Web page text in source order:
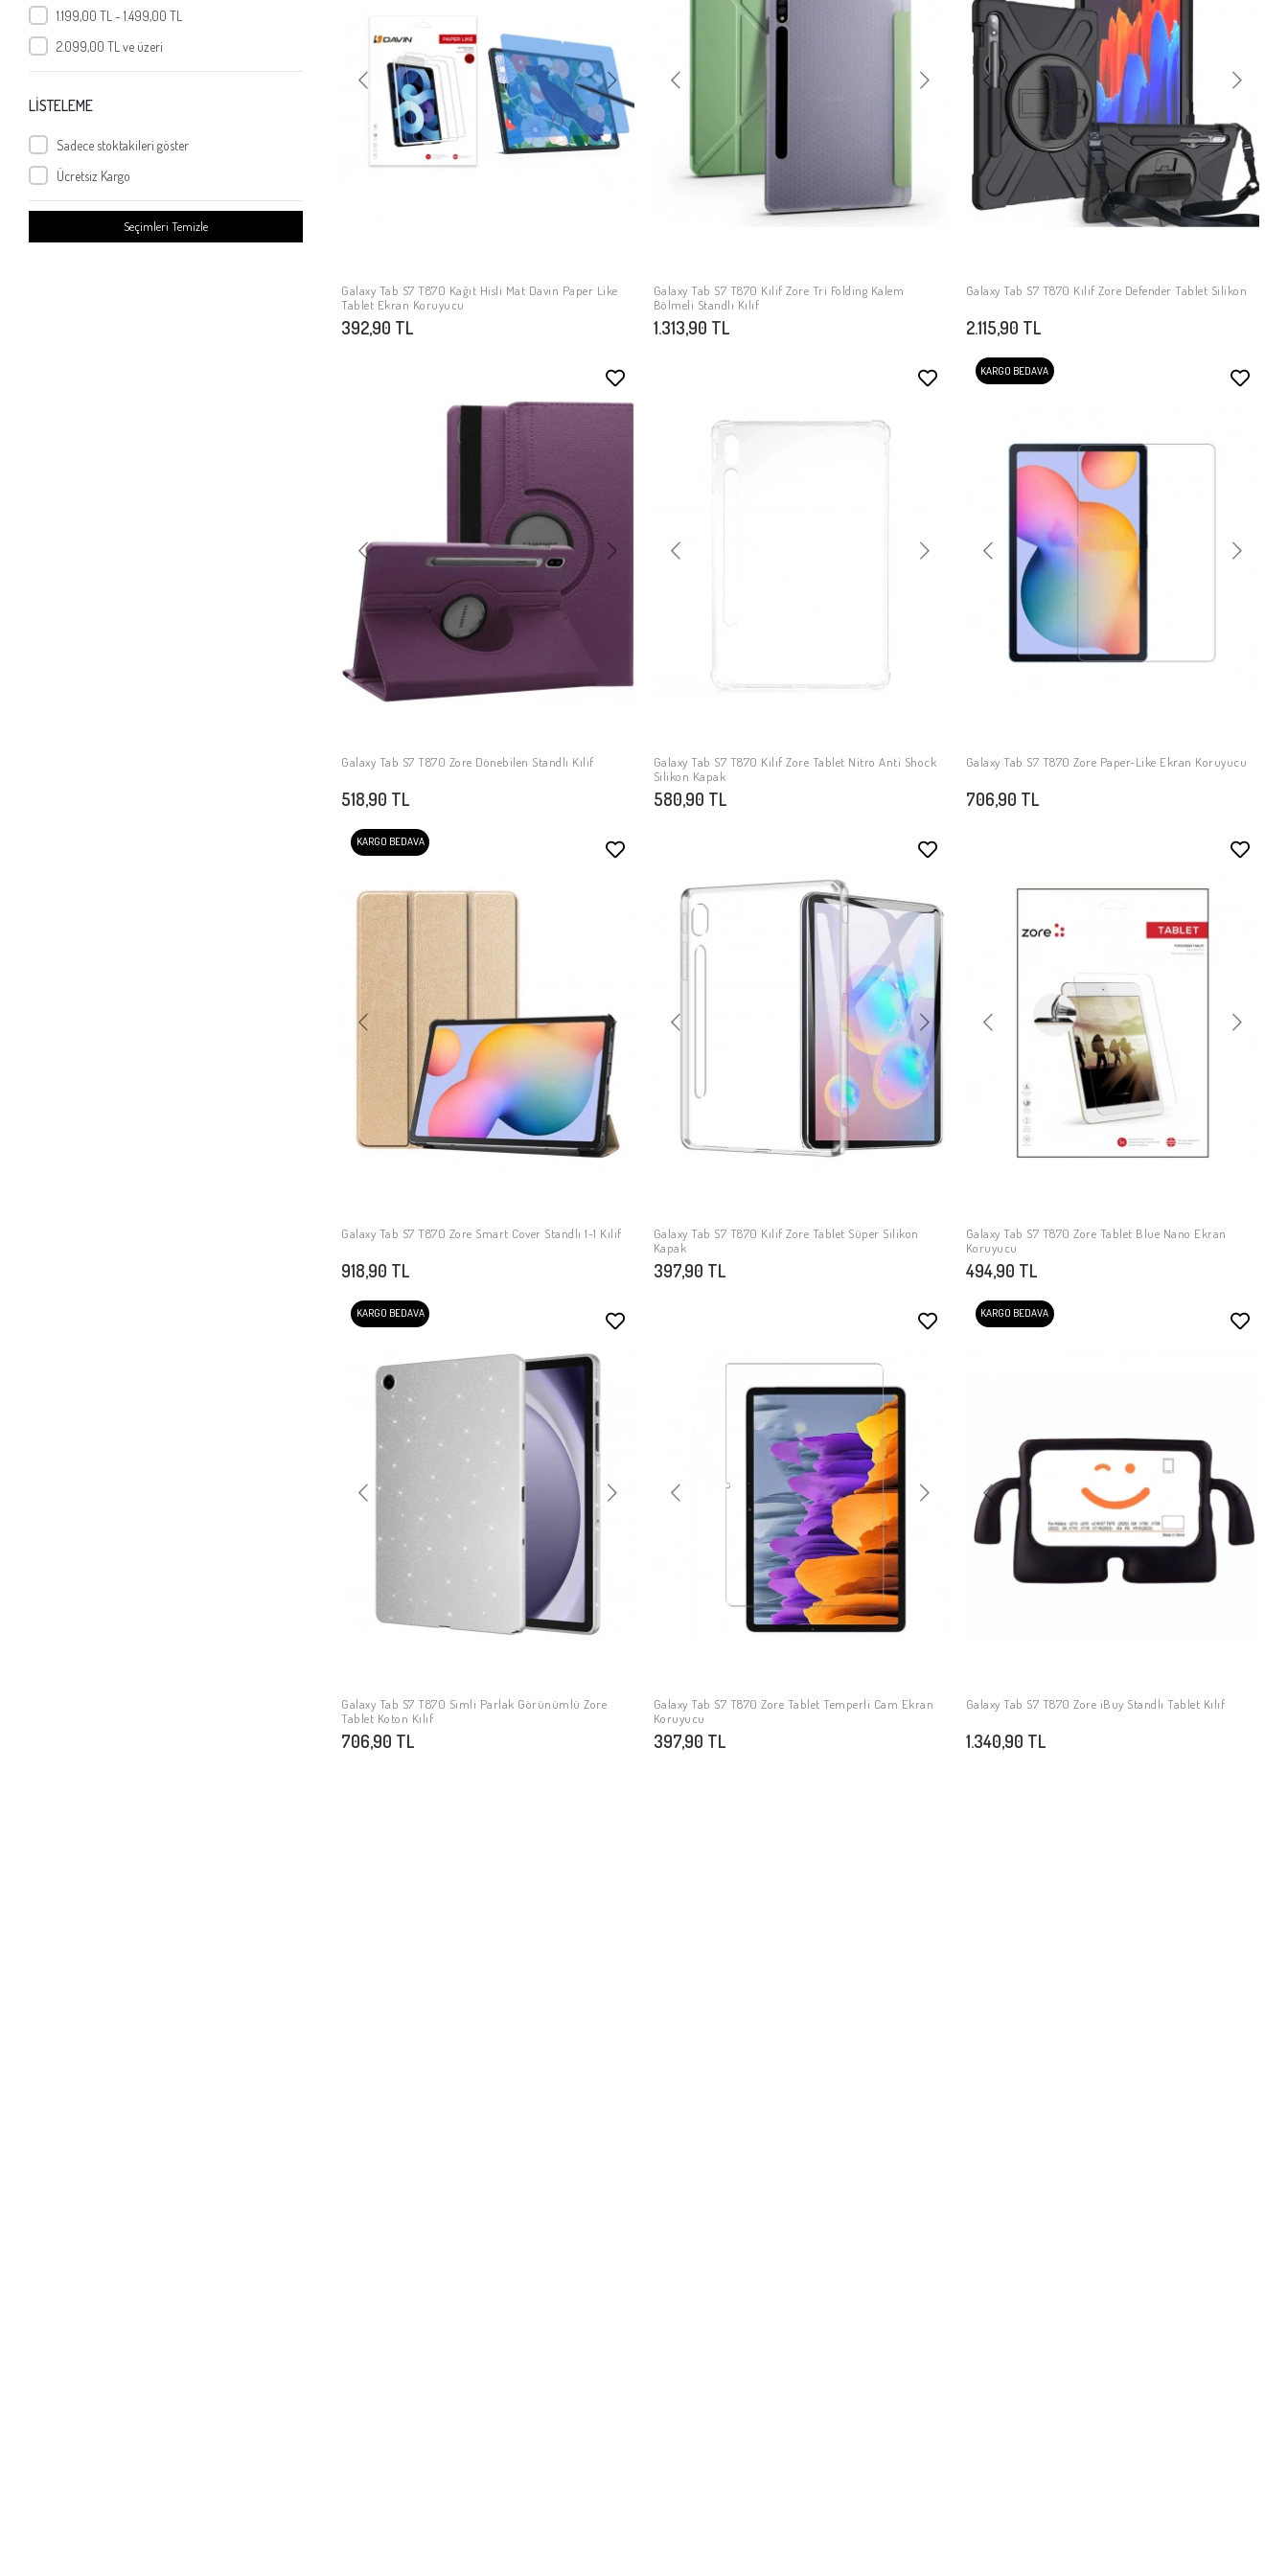
Galaxy T800 Tab S
Galaxy Tab A7 10.4 T500 2020
Galaxy Tab A 10.1 (2016) P585
Galaxy Tab 3 7.0
Galaxy Tab 3 8.0
Galaxy Tab E T377
Galaxy Tab A 10.1 (2019) T510
Galaxy T720 Tab S5E
1.199,00 TL - 1.499,00 TL
2.099,00 TL ve üzeri
LİSTELEME
Sadece stoktakileri göster
Ücretsiz Kargo
Seçimleri Temizle
SEPETE EKLE
Galaxy Tab S7 T870 Kağıt Hisli Mat Davin Paper Like
Tablet Ekran Koruyucu
392,90 TL
SEPETE EKLE
Galaxy Tab S7 T870 Kılıf Zore Tri Folding Kalem
Bölmeli Standlı Kılıf
1.313,90 TL
SEPETE EKLE
Galaxy Tab S7 T870 Kılıf Zore Defender Tablet Silikon
2.115,90 TL
SEPETE EKLE
Galaxy Tab S7 T870 Zore Dönebilen Standlı Kılıf
518,90 TL
SEPETE EKLE
Galaxy Tab S7 T870 Kılıf Zore Tablet Nitro Anti Shock
Silikon Kapak
580,90 TL
KARGO BEDAVA
SEPETE EKLE
Galaxy Tab S7 T870 Zore Paper-Like Ekran Koruyucu
706,90 TL
KARGO BEDAVA
SEPETE EKLE
Galaxy Tab S7 T870 Zore Smart Cover Standlı 1-1 Kılıf
918,90 TL
SEPETE EKLE
Galaxy Tab S7 T870 Kılıf Zore Tablet Süper Silikon
Kapak
397,90 TL
SEPETE EKLE
Galaxy Tab S7 T870 Zore Tablet Blue Nano Ekran
Koruyucu
494,90 TL
KARGO BEDAVA
SEPETE EKLE
Galaxy Tab S7 T870 Simli Parlak Görünümlü Zore
Tablet Koton Kılıf
706,90 TL
SEPETE EKLE
Galaxy Tab S7 T870 Zore Tablet Temperli Cam Ekran
Koruyucu
397,90 TL
KARGO BEDAVA
SEPETE EKLE
Galaxy Tab S7 T870 Zore iBuy Standlı Tablet Kılıf
1.340,90 TL